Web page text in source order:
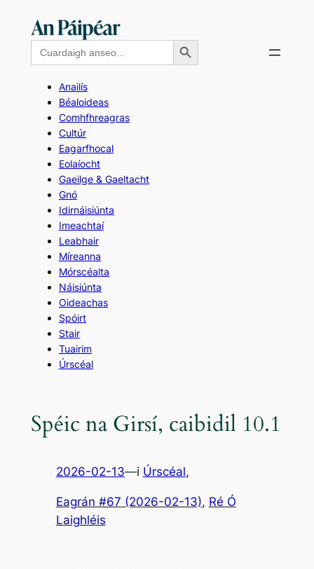
contentSearch
for:
Search Button
Anailís
Béaloideas
Comhfhreagras
Cultúr
Eagarfhocal
Eolaíocht
Gaeilge & Gaeltacht
Gnó
Idirnáisiúnta
Imeachtaí
Leabhair
Míreanna
Mórscéalta
Náisiúnta
Oideachas
Spóirt
Stair
Tuairim
Úrscéal
Spéic na Girsí, caibidil 10.1
2026-02-13—i Úrscéal,
Eagrán #67 (2026-02-13), Ré Ó
Laighléis